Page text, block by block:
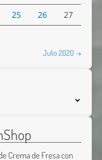
25 26
27
Julio 2020 →
Crema de Fresa con